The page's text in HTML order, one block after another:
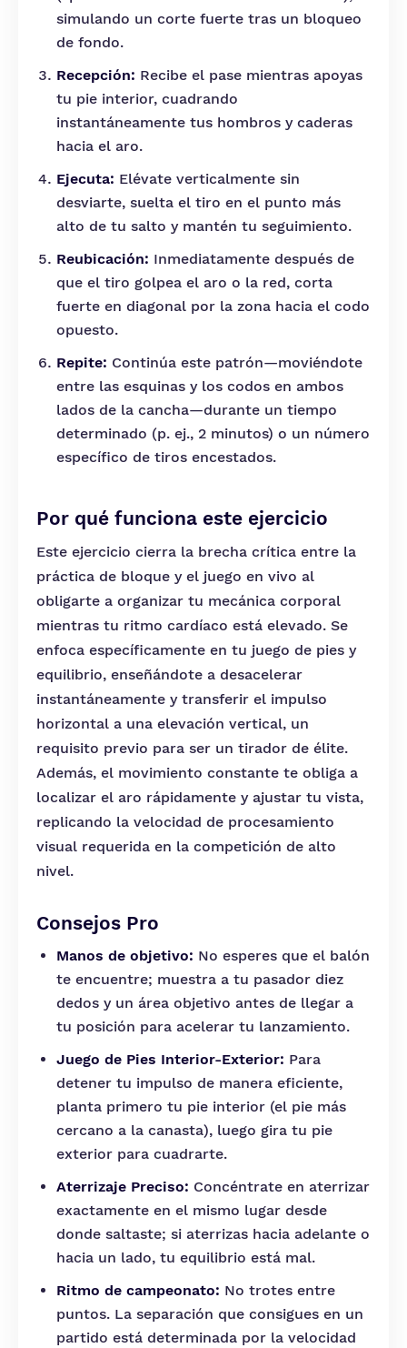
simulando un corte fuerte tras un bloqueo
de fondo.
Recepción: Recibe el pase mientras apoyas
tu pie interior, cuadrando
instantáneamente tus hombros y caderas
hacia el aro.
Ejecuta: Elévate verticalmente sin
desviarte, suelta el tiro en el punto más
alto de tu salto y mantén tu seguimiento.
Reubicación: Inmediatamente después de
que el tiro golpea el aro o la red, corta
fuerte en diagonal por la zona hacia el codo
opuesto.
Repite: Continúa este patrón—moviéndote
entre las esquinas y los codos en ambos
lados de la cancha—durante un tiempo
determinado (p. ej., 2 minutos) o un número
específico de tiros encestados.
Por qué funciona este ejercicio
Este ejercicio cierra la brecha crítica entre la
práctica de bloque y el juego en vivo al
obligarte a organizar tu mecánica corporal
mientras tu ritmo cardíaco está elevado. Se
enfoca específicamente en tu juego de pies y
equilibrio, enseñándote a desacelerar
instantáneamente y transferir el impulso
horizontal a una elevación vertical, un
requisito previo para ser un tirador de élite.
Además, el movimiento constante te obliga a
localizar el aro rápidamente y ajustar tu vista,
replicando la velocidad de procesamiento
visual requerida en la competición de alto
nivel.
Consejos Pro
Manos de objetivo: No esperes que el balón
te encuentre; muestra a tu pasador diez
dedos y un área objetivo antes de llegar a
tu posición para acelerar tu lanzamiento.
Juego de Pies Interior-Exterior: Para
detener tu impulso de manera eficiente,
planta primero tu pie interior (el pie más
cercano a la canasta), luego gira tu pie
exterior para cuadrarte.
Aterrizaje Preciso: Concéntrate en aterrizar
exactamente en el mismo lugar desde
donde saltaste; si aterrizas hacia adelante o
hacia un lado, tu equilibrio está mal.
Ritmo de campeonato: No trotes entre
puntos. La separación que consigues en un
partido está determinada por la velocidad